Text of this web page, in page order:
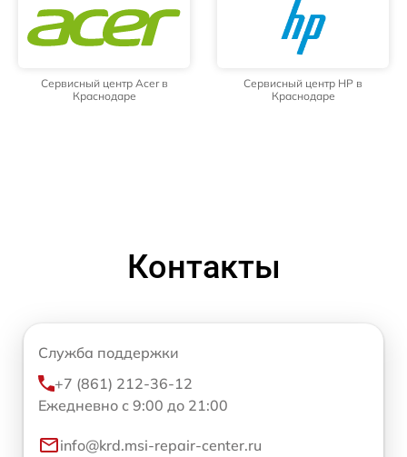
Сервисный центр Acer в
Краснодаре
Сервисный центр HP в
Краснодаре
Контакты
Служба поддержки
+7 (861) 212-36-12
Ежедневно с 9:00 до 21:00
info@krd.msi-repair-center.ru